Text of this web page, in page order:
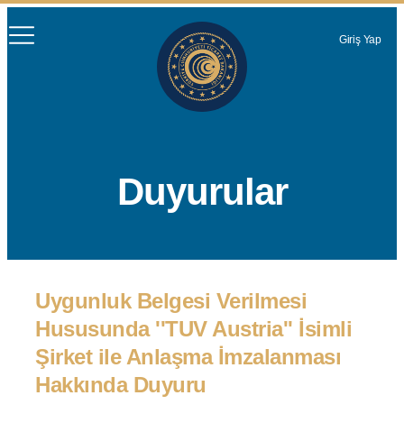
Giriş Yap
Duyurular
Uygunluk Belgesi Verilmesi
Hususunda ''TUV Austria'' İsimli
Şirket ile Anlaşma İmzalanması
Hakkında Duyuru